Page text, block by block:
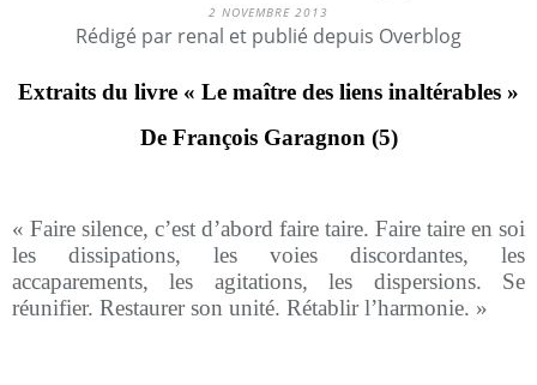
2 NOVEMBRE 2013
Rédigé par renal et publié depuis Overblog
Extraits du livre « Le maître des liens inaltérables »
De François Garagnon (5)
« Faire silence, c’est d’abord faire taire. Faire taire en soi
les dissipations, les voies discordantes, les
accaparements, les agitations, les dispersions. Se
réunifier. Restaurer son unité. Rétablir l’harmonie. »